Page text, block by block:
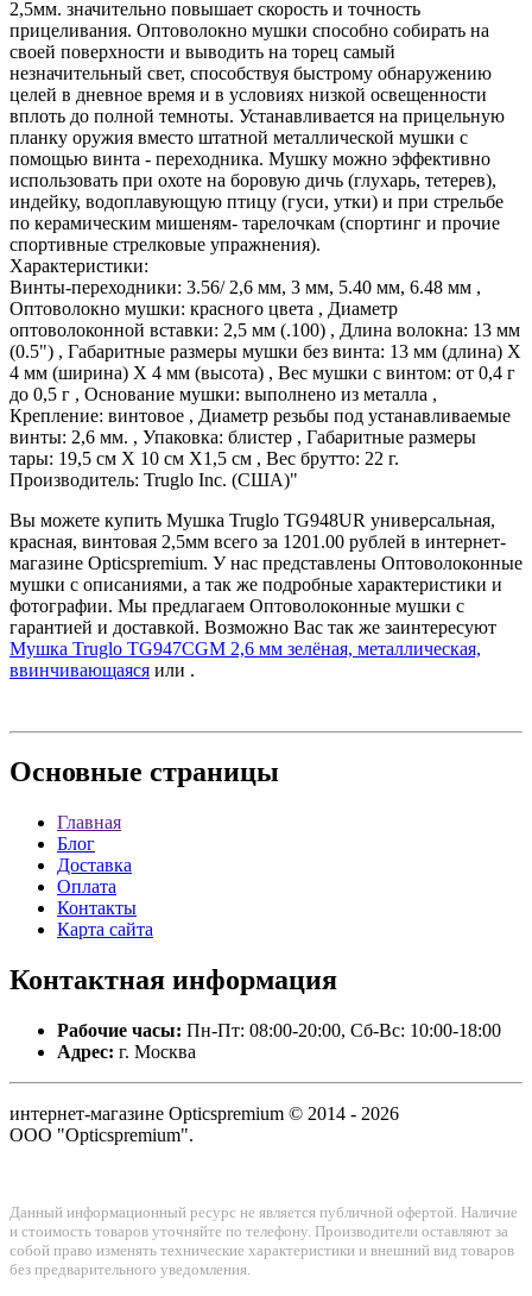
2,5мм. значительно повышает скорость и точность
прицеливания. Оптоволокно мушки способно собирать на
своей поверхности и выводить на торец самый
незначительный свет, способствуя быстрому обнаружению
целей в дневное время и в условиях низкой освещенности
вплоть до полной темноты. Устанавливается на прицельную
планку оружия вместо штатной металлической мушки с
помощью винта - переходника. Мушку можно эффективно
использовать при охоте на боровую дичь (глухарь, тетерев),
индейку, водоплавующую птицу (гуси, утки) и при стрельбе
по керамическим мишеням- тарелочкам (спортинг и прочие
спортивные стрелковые упражнения).
Характеристики:
Винты-переходники: 3.56/ 2,6 мм, 3 мм, 5.40 мм, 6.48 мм ,
Оптоволокно мушки: красного цвета , Диаметр
оптоволоконной вставки: 2,5 мм (.100) , Длина волокна: 13 мм
(0.5") , Габаритные размеры мушки без винта: 13 мм (длина) Х
4 мм (ширина) Х 4 мм (высота) , Вес мушки с винтом: от 0,4 г
до 0,5 г , Основание мушки: выполнено из металла ,
Крепление: винтовое , Диаметр резьбы под устанавливаемые
винты: 2,6 мм. , Упаковка: блистер , Габаритные размеры
тары: 19,5 см Х 10 см Х1,5 см , Вес брутто: 22 г.
Производитель: Truglo Inc. (США)"
Вы можете купить Мушка Truglo TG948UR универсальная,
красная, винтовая 2,5мм всего за 1201.00 рублей в интернет-
магазине Opticspremium. У нас представлены Оптоволоконные
мушки с описаниями, а так же подробные характеристики и
фотографии. Мы предлагаем Оптоволоконные мушки с
гарантией и доставкой. Возможно Вас так же заинтересуют
Мушка Truglo TG947CGM 2,6 мм зелёная, металлическая,
ввинчивающаяся или .
Основные страницы
Главная
Блог
Доставка
Оплата
Контакты
Карта сайта
Контактная информация
Рабочие часы: Пн-Пт: 08:00-20:00, Сб-Вс: 10:00-18:00
Адрес: г. Москва
интернет-магазине Opticspremium © 2014 - 2026
ООО "Opticspremium".
Данный информационный ресурс не является публичной офертой. Наличие
и стоимость товаров уточняйте по телефону. Производители оставляют за
собой право изменять технические характеристики и внешний вид товаров
без предварительного уведомления.